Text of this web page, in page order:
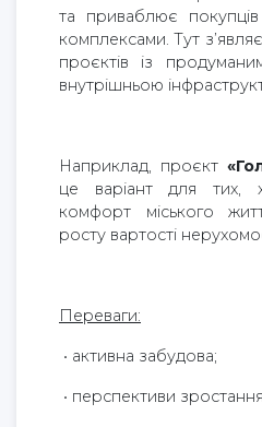
та приваблює
комплексами. Тут
проєктів із
внутрішньою
Наприклад, проєкт
це варіант для тих,
комфорт міського
росту вартості
Переваги:
• активна забудова;
• перспективи